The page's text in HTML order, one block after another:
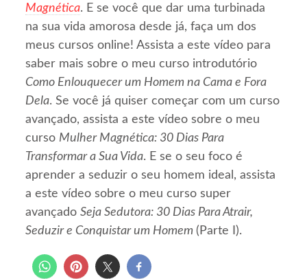
Magnética. E se você que dar uma turbinada
na sua vida amorosa desde já, faça um dos
meus cursos online! Assista a este vídeo para
saber mais sobre o meu curso introdutório
Como Enlouquecer um Homem na Cama e Fora
Dela. Se você já quiser começar com um curso
avançado, assista a este vídeo sobre o meu
curso Mulher Magnética: 30 Dias Para
Transformar a Sua Vida. E se o seu foco é
aprender a seduzir o seu homem ideal, assista
a este vídeo sobre o meu curso super
avançadoSeja Sedutora: 30 Dias Para Atrair,
Seduzir e Conquistar um Homem(Parte I).